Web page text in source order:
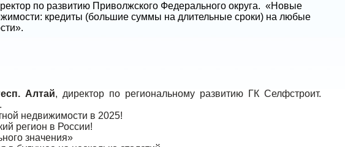
по развитию Приволжского Федерального округа. «Новые
кредиты (большие суммы на длительные сроки) на любые
Алтай, директор по региональному развитию ГК Селфстроит.
недвижимости в 2025!
регион в России!
значения»